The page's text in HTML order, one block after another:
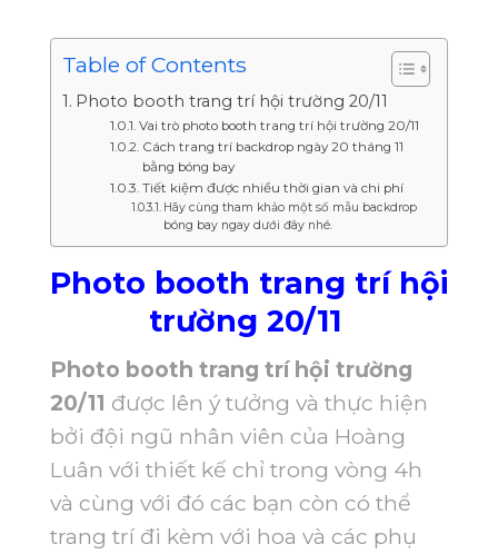
Table of Contents
Photo booth trang trí hội trường 20/11
Vai trò photo booth trang trí hội trường 20/11
Cách trang trí backdrop ngày 20 tháng 11
bằng bóng bay
Tiết kiệm được nhiều thời gian và chi phí
Hãy cùng tham khảo một số mẫu backdrop
bóng bay ngay dưới đây nhé.
Photo booth trang trí hội
trường 20/11
Photo booth trang trí hội trường
20/11 được lên ý tưởng và thực hiện
bởi đội ngũ nhân viên của Hoàng
Luân với thiết kế chỉ trong vòng 4h
và cùng với đó các bạn còn có thể
trang trí đi kèm với hoa và các phụ